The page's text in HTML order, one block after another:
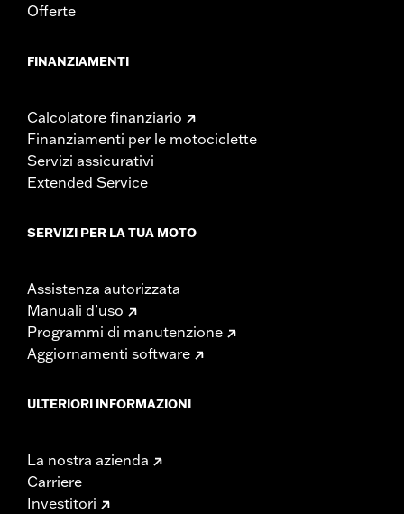
Offerte
FINANZIAMENTI
Calcolatore finanziario
Finanziamenti per le motociclette
Servizi assicurativi
Extended Service
SERVIZI PER LA TUA MOTO
Assistenza autorizzata
Manuali d’uso
Programmi di manutenzione
Aggiornamenti software
ULTERIORI INFORMAZIONI
La nostra azienda
Carriere
Investitori